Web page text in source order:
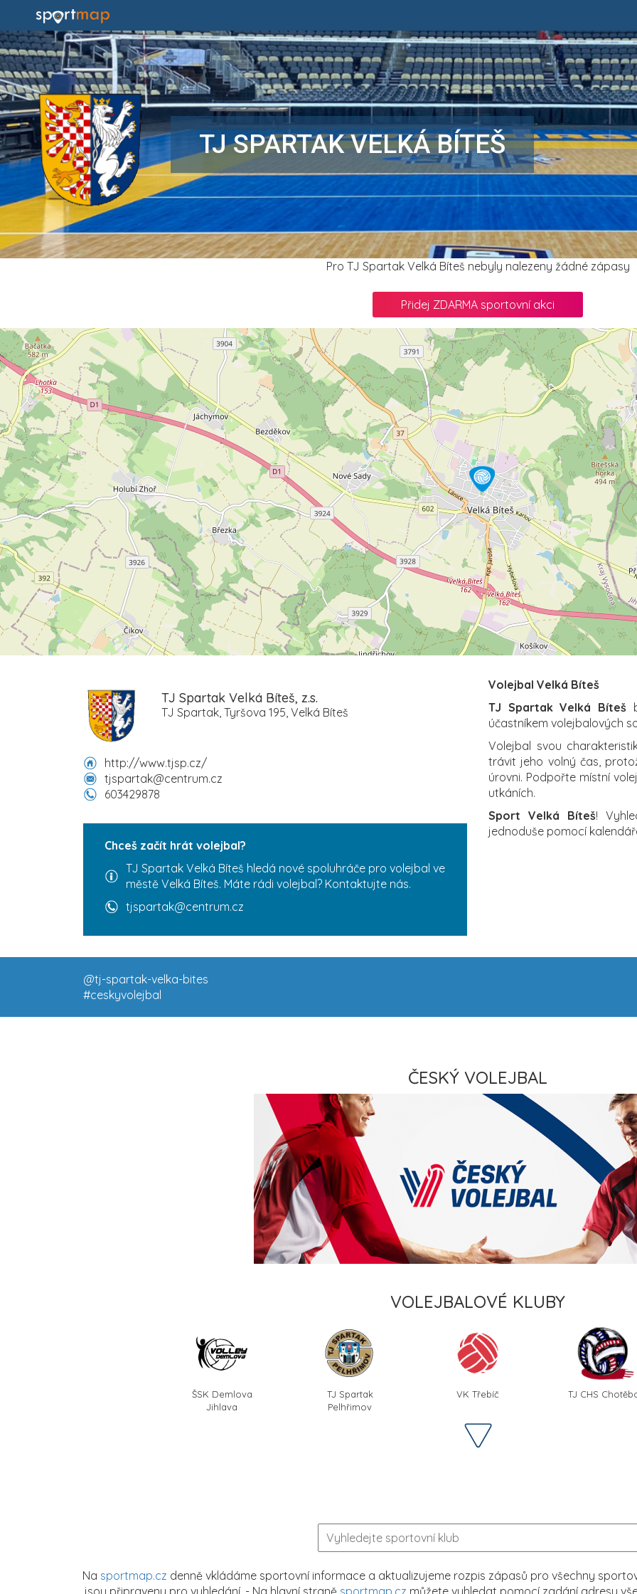
TJ SPARTAK VELKÁ BÍTEŠ
Pro TJ Spartak Velká Bíteš nebyly nalezeny žádné zápasy
Přidej ZDARMA sportovní akci
TJ Spartak Velká Bíteš, z.s.
TJ Spartak, Tyršova 195, Velká Bíteš
http://www.tjsp.cz/
tjspartak@centrum.cz
603429878
Chceš začít hrát volejbal?
TJ Spartak Velká Bíteš hledá nové spoluhráče pro volejbal ve
městě Velká Bíteš. Máte rádi volejbal? Kontaktujte nás.
tjspartak@centrum.cz
Volejbal Velká Bíteš
TJ Spartak Velká Bíteš
účastníkem volejbalových
Volejbal svou
trávit jeho volný čas,
úrovni. Podpořte místní
utkáních.
Sport Velká Bíteš!
jednoduše pomocí
@tj-spartak-velka-bites
#ceskyvolejbal
ČESKÝ VOLEJBAL
VOLEJBALOVÉ KLUBY
ŠSK Demlova
Jihlava
TJ Spartak
Pelhřimov
VK Třebíč TJ CHS
Na sportmap.cz denně vkládáme sportovní informace a aktualizujeme rozpis zápasů pro všechny
jsou připraveny pro vyhledání. - Na hlavní straně sportmap.cz můžete vyhledat pomocí zadání adresy